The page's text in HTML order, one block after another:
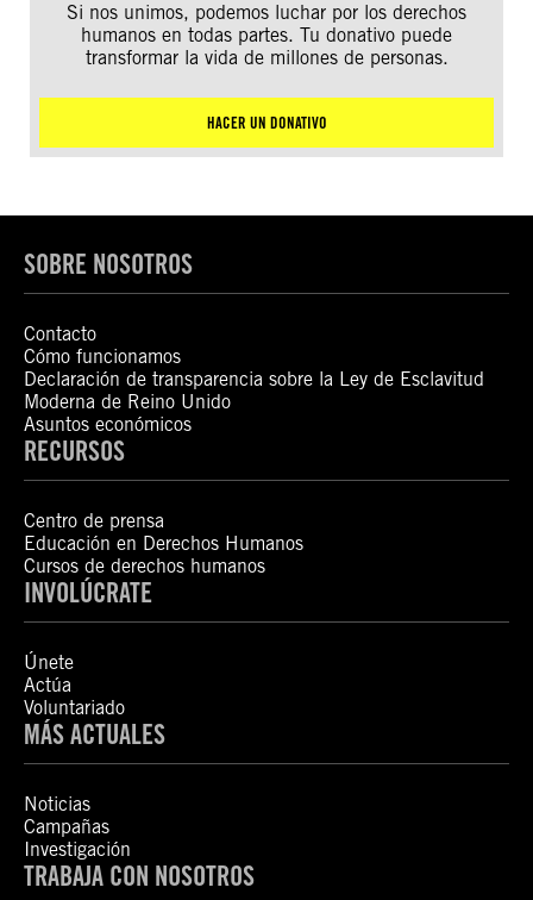
Si nos unimos, podemos luchar por los derechos
humanos en todas partes. Tu donativo puede
transformar la vida de millones de personas.
HACER UN DONATIVO
SOBRE NOSOTROS
Contacto
Cómo funcionamos
Declaración de transparencia sobre la Ley de Esclavitud
Moderna de Reino Unido
Asuntos económicos
RECURSOS
Centro de prensa
Educación en Derechos Humanos
Cursos de derechos humanos
INVOLÚCRATE
Únete
Actúa
Voluntariado
MÁS ACTUALES
Noticias
Campañas
Investigación
TRABAJA CON NOSOTROS